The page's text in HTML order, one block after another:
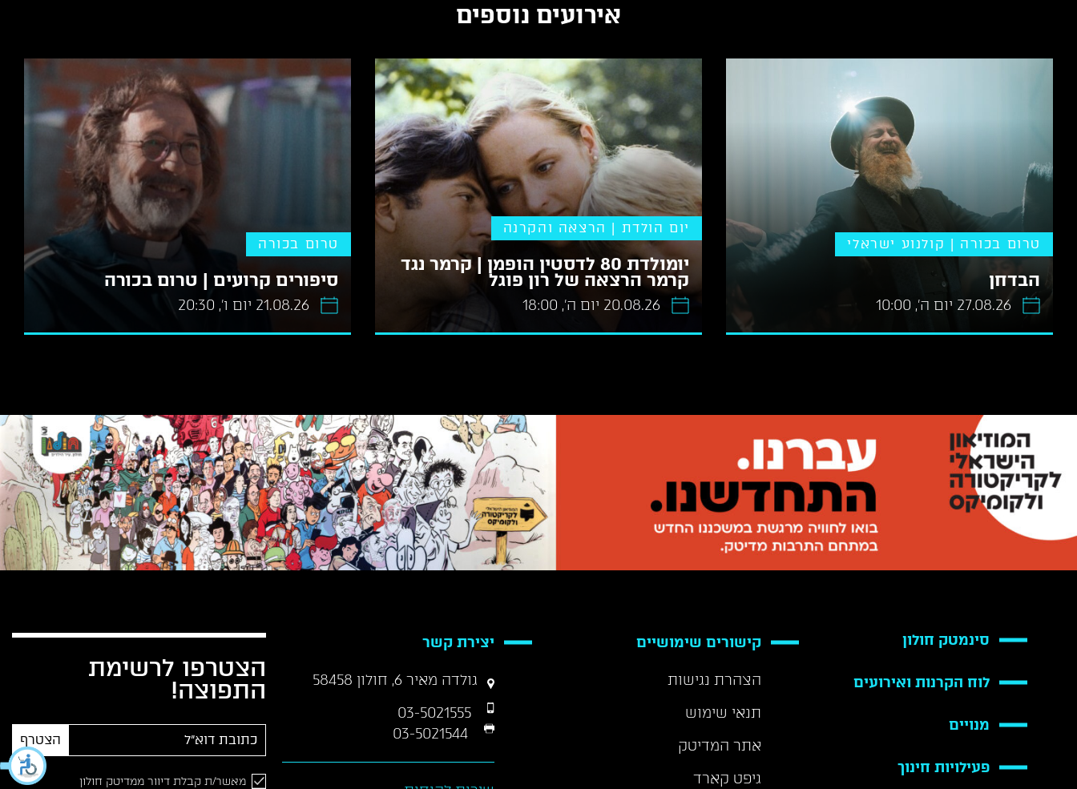
אירועים נוספים
טרום בכורה | קולנוע ישראלי
הבדחן
27.08.26 יום ה׳, 10:00
יום הולדת | הרצאה והקרנה
יומולדת 80 לדסטין הופמן | קרמר נגד
קרמר הרצאה של רון פוגל
20.08.26 יום ה׳, 18:00
טרום בכורה
סיפורים קרועים | טרום בכורה
21.08.26 יום ו׳, 20:30
סינמטק חולון
לוח הקרנות ואירועים
מנויים
פעילויות חינוך
קישורים שימושיים
הצהרת נגישות
תנאי שימוש
אתר המדיטק
גיפט קארד
יצירת קשר
גולדה מאיר 6, חולון 58458
הצטרפו לרשימת
התפוצה!
הצטרף
מאשר/ת קבלת דיוור ממדיטק חולון